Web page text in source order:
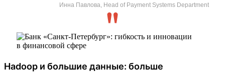
Инна Павлова, Head of Payment Systems Department
Hadoop и большие данные: больше